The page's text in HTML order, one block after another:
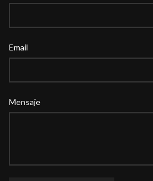
Email
Mensaje